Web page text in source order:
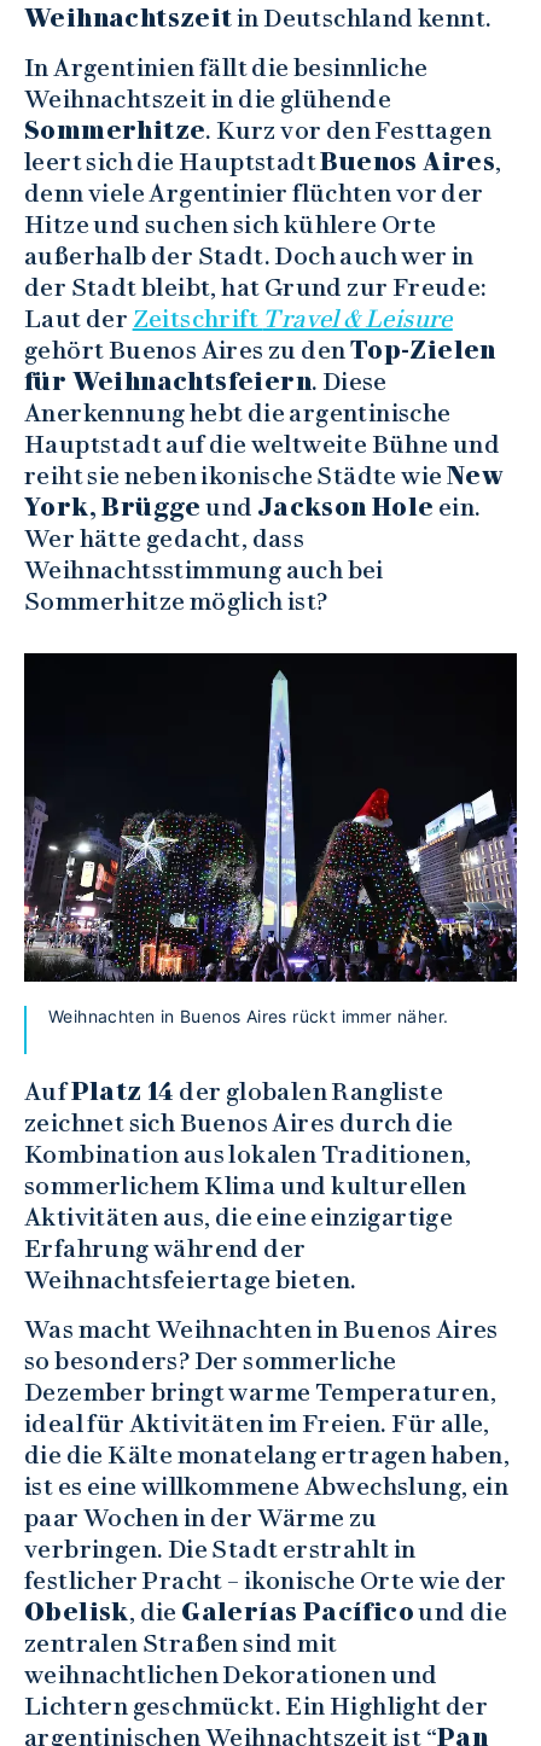
Weihnachtszeitin Deutschland kennt.
In Argentinien fällt die besinnliche
Weihnachtszeit in die glühende
Sommerhitze. Kurz vor den Festtagen
leert sich die HauptstadtBuenos Aires,
denn viele Argentinier flüchten vor der
Hitze und suchen sich kühlere Orte
außerhalb der Stadt. Doch auch wer in
der Stadt bleibt, hat Grund zur Freude:
Laut der Zeitschrift Travel & Leisure
gehört Buenos Aires zu denTop-Zielen
für Weihnachtsfeiern. Diese
Anerkennung hebt die argentinische
Hauptstadt auf die weltweite Bühne und
reiht sie neben ikonische Städte wie New
York, Brügge und Jackson Hole ein.
Wer hätte gedacht, dass
Weihnachtsstimmung auch bei
Sommerhitze möglich ist?
Weihnachten in Buenos Aires rückt immer näher.
AufPlatz 14 der globalen Rangliste
zeichnet sich Buenos Aires durch die
Kombination aus lokalen Traditionen,
sommerlichem Klima und kulturellen
Aktivitäten aus, die eine einzigartige
Erfahrung während der
Weihnachtsfeiertage bieten.
Was macht Weihnachten in Buenos Aires
so besonders? Der sommerliche
Dezember bringt warme Temperaturen,
ideal für Aktivitäten im Freien. Für alle,
die die Kälte monatelang ertragen haben,
ist es eine willkommene Abwechslung, ein
paar Wochen in der Wärme zu
verbringen. Die Stadt erstrahlt in
festlicher Pracht – ikonische Orte wie der
Obelisk, die Galerías Pacíficound die
zentralen Straßen sind mit
weihnachtlichen Dekorationen und
Lichtern geschmückt. Ein Highlight der
argentinischen Weihnachtszeit ist “Pan